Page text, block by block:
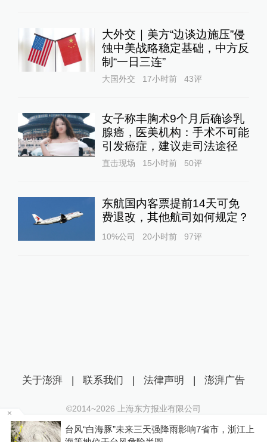
大外交｜美方“边谈边施压”侵
蚀中美战略稳定基础，中方反
制“一日三连”
大国外交 17小时前 43评
女子称丰胸术9个月后确诊乳
腺癌，医美机构：手术不可能
引发癌症，建议走司法途径
直击现场 15小时前 50评
东航国内客票提前14天可免
费退改，其他航司如何规定？
10%公司 20小时前 97评
台风“白海豚”未来三天强降雨影响7省市，浙江上
关于澎湃 | 联系我们 | 法律声明 | 澎湃广告
©2014~2026 上海东方报业有限公司
沪ICP证：沪B2-20170116 | 沪ICP备14003370号
互联网新闻信息服务许可证：31120170006